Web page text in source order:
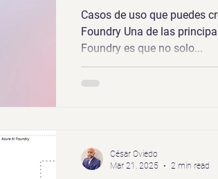
Casos de uso que puedes
Foundry Una de las
Foundry es que no solo...
César Oviedo
Mar 21, 2025
2 min read